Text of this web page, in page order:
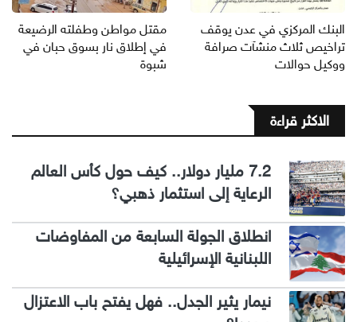
البنك المركزي في عدن يوقف
تراخيص ثلاث منشآت صرافة
ووكيل حوالات
مقتل مواطن وطفلته الرضيعة
في إطلاق نار بسوق حبان في
شبوة
الاكثر قراءة
7.2 مليار دولار.. كيف حول كأس العالم
الرعاية إلى استثمار ذهبي؟
انطلاق الجولة السابعة من المفاوضات
اللبنانية الإسرائيلية
نيمار يثير الجدل.. فهل يفتح باب الاعتزال